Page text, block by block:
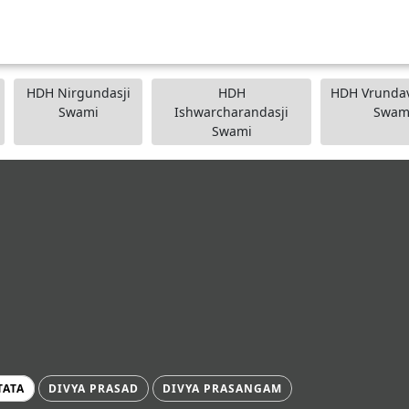
HDH Nirgundasji
Swami
HDH
Ishwarcharandasji
Swami
HDH
DIVYA PRASAD DIVYA PRASANGAM